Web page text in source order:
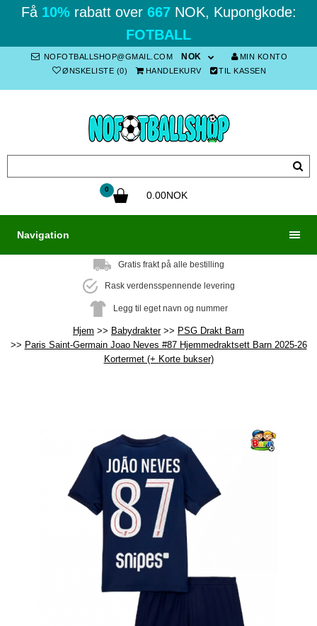
Få 10%rabatt over 667NOK, Kupongkode:
FOTBALL
NOFOTBALLSHOP@GMAIL.COM NOK
MIN KONTO
ØNSKELISTE (0)
HANDLEKURV TIL KASSEN
0
0.00NOK
Navigation
Gratis frakt på alle bestilling
Rask verdensspennende levering
Legg til eget navn og nummer
Hjem Babydrakter
PSG Drakt Barn
Paris Saint-Germain Joao Neves #87 Hjemmedraktsett Barn 2025-26
Kortermet (+ Korte bukser)